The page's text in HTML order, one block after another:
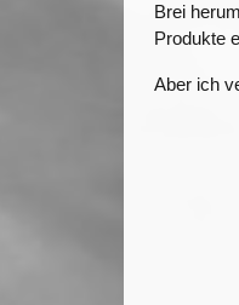
Brei
Produkte
Aber ich